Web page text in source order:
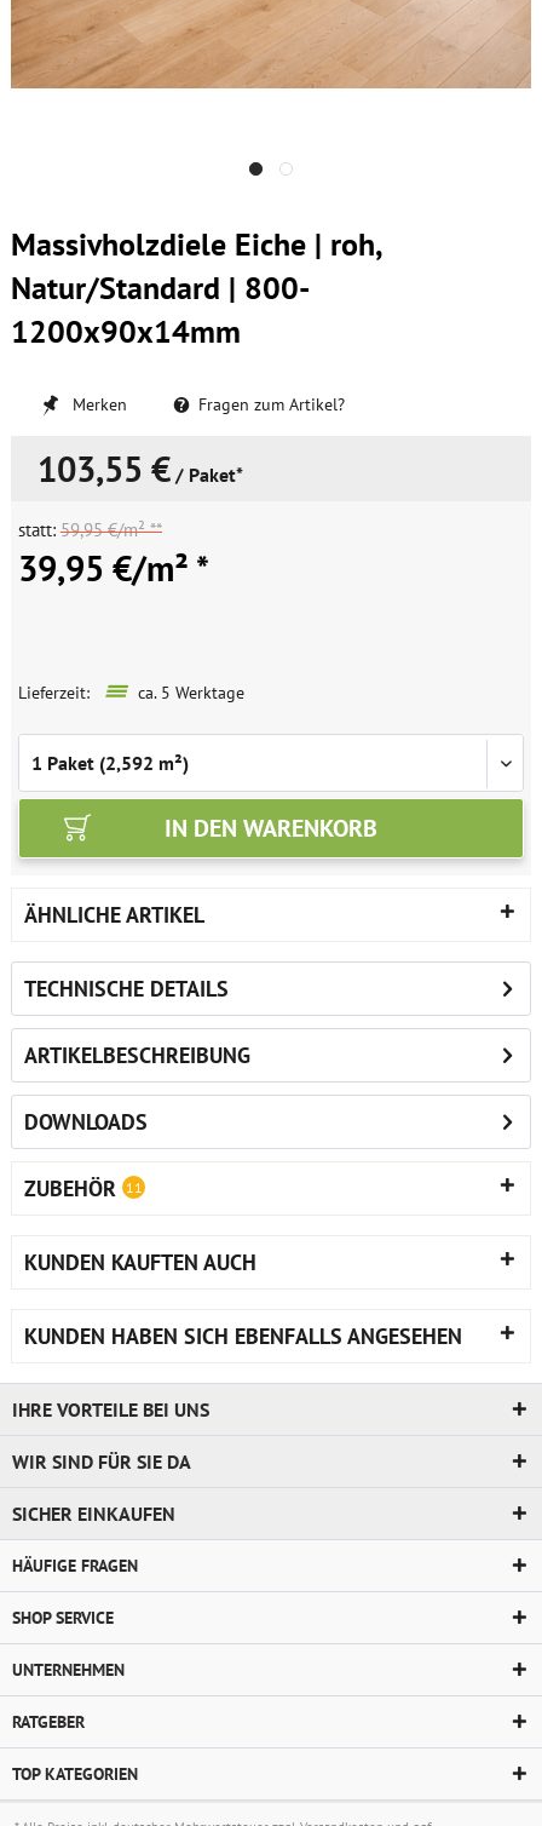
Massivholzdiele Eiche | roh,
Natur/Standard | 800-
1200x90x14mm
Merken Fragen zum Artikel?
103,55 € / Paket*
statt: 59,95 €/m² **
39,95 €/m² *
Lieferzeit: ca. 5 Werktage
IN DEN WARENKORB
ÄHNLICHE ARTIKEL
TECHNISCHE DETAILS
ARTIKELBESCHREIBUNG
DOWNLOADS
ZUBEHÖR 11
KUNDEN KAUFTEN AUCH
KUNDEN HABEN SICH EBENFALLS ANGESEHEN
IHRE VORTEILE BEI UNS
WIR SIND FÜR SIE DA
SICHER EINKAUFEN
HÄUFIGE FRAGEN
SHOP SERVICE
UNTERNEHMEN
RATGEBER
TOP KATEGORIEN